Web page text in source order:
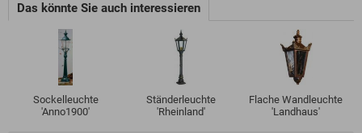
Das könnte Sie auch interessieren
Sockelleuchte
'Anno1900'
Ständerleuchte
'Rheinland'
Flache Wandleuchte
'Landhaus'